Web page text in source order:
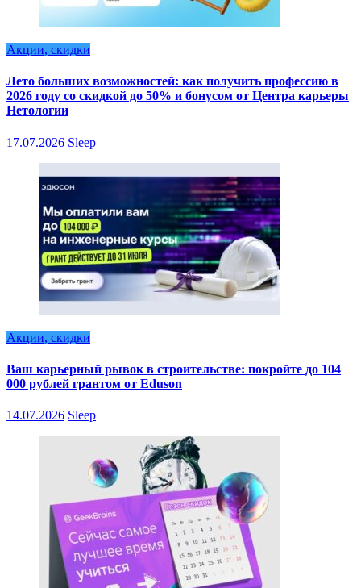
Акции, скидки
Лето больших возможностей: как получить профессию в
2026 году со скидкой до 50% и бонусом от Центра карьеры
Нетологии
17.07.2026 Sleep
Акции, скидки
Ваш карьерный рывок в строительстве: покройте до 104
000 рублей грантом от Eduson
14.07.2026 Sleep